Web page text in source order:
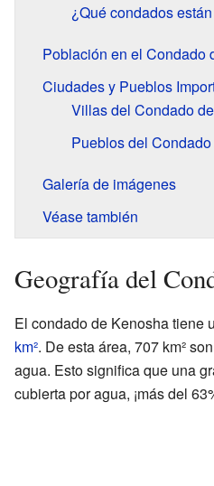
¿Qué condados
Población en el Condado
Ciudades y Pueblos
Villas del Condado
Pueblos del
Galería de imágenes
Véase también
Geografía del
El condado de Kenosha tiene
km². De esta área, 707 km²
agua. Esto significa que una
cubierta por agua, ¡más del